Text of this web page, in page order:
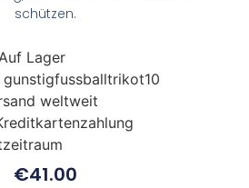
schützen.
Lager
gunstigfussballtrikot10
weltweit
€41.00